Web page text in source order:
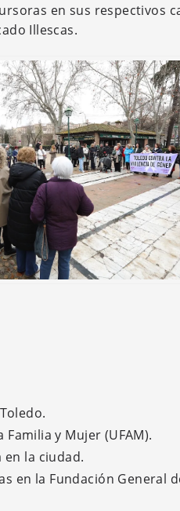
en sus respectivos
Illescas.
y Mujer (UFAM).
la ciudad.
en la Fundación General